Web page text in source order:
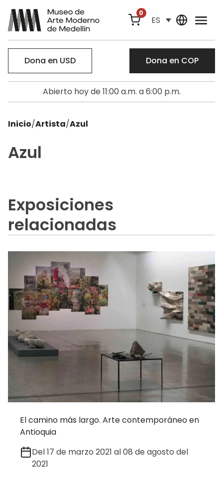
0
ES
Dona en USD Dona en COP
Abierto hoy de 11:00 a.m. a 6:00 p.m.
Inicio/Artista/Azul
Azul
Exposiciones
relacionadas
El camino más largo. Arte contemporáneo en
Antioquia
Del 17 de marzo 2021 al 08 de agosto del
2021